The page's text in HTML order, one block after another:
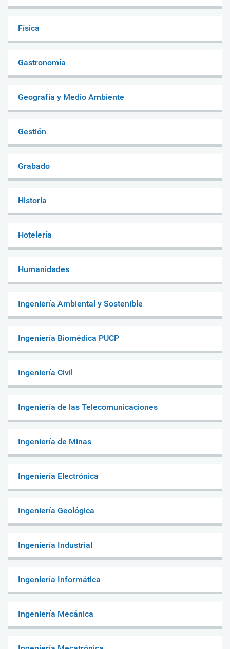
Física
Gastronomía
Geografía y Medio Ambiente
Gestión
Grabado
Historia
Hotelería
Humanidades
Ingeniería Ambiental y Sostenible
Ingeniería Biomédica PUCP
Ingeniería Civil
Ingeniería de las Telecomunicaciones
Ingeniería de Minas
Ingeniería Electrónica
Ingeniería Geológica
Ingeniería Industrial
Ingeniería Informática
Ingeniería Mecánica